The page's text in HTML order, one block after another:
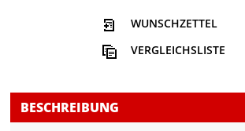
WUNSCHZETTEL
VERGLEICHSLISTE
BESCHREIBUNG